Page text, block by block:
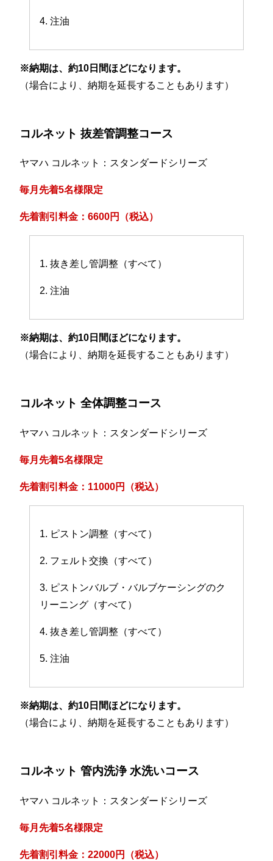
4. 注油
※納期は、約10日間ほどになります。
（場合により、納期を延長することもあります）
コルネット 抜差管調整コース
ヤマハ コルネット：スタンダードシリーズ
毎月先着5名様限定
先着割引料金：6600円（税込）
1. 抜き差し管調整（すべて）
2. 注油
※納期は、約10日間ほどになります。
（場合により、納期を延長することもあります）
コルネット 全体調整コース
ヤマハ コルネット：スタンダードシリーズ
毎月先着5名様限定
先着割引料金：11000円（税込）
1. ピストン調整（すべて）
2. フェルト交換（すべて）
3. ピストンバルブ・バルブケーシングのク
リーニング（すべて）
4. 抜き差し管調整（すべて）
5. 注油
※納期は、約10日間ほどになります。
（場合により、納期を延長することもあります）
コルネット 管内洗浄 水洗いコース
ヤマハ コルネット：スタンダードシリーズ
毎月先着5名様限定
先着割引料金：22000円（税込）